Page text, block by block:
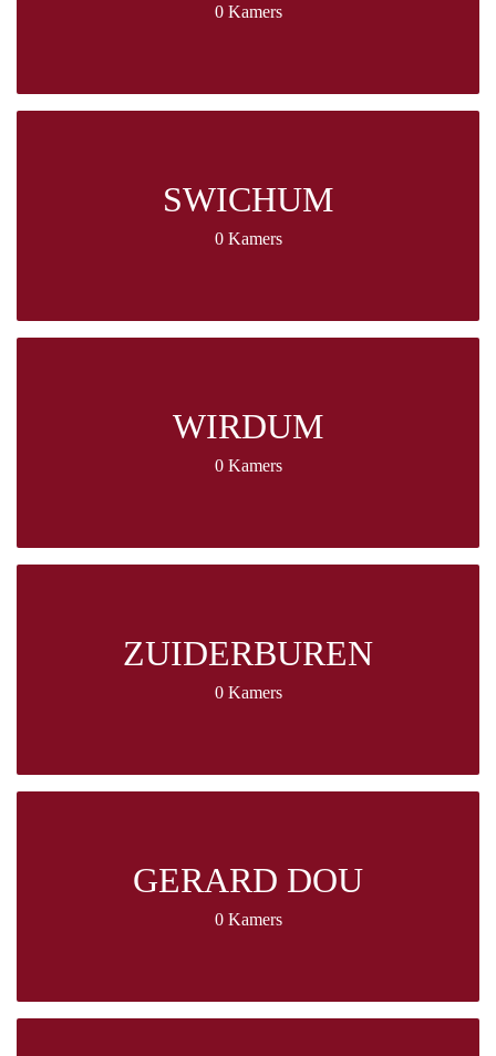
0 Kamers
SWICHUM
0 Kamers
WIRDUM
0 Kamers
ZUIDERBUREN
0 Kamers
GERARD DOU
0 Kamers